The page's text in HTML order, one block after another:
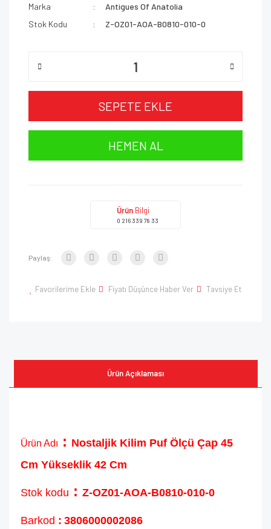
Marka
Antigues Of Anatolia
Stok Kodu
Z-OZ01-AOA-B0810-010-0
SEPETE EKLE
HEMEN AL
Ürün Bilgi
0 216 339 78 33
Paylaş:
Favorilerime Ekle Fiyatı Düşünce Haber Ver Tavsiye Et
Ürün Açıklaması
Ürün Adı : Nostaljik Kilim Puf Ölçü Çap 45
Cm Yükseklik 42 Cm
Stok kodu : Z-OZ01-AOA-B0810-010-0
Barkod : 3806000002086